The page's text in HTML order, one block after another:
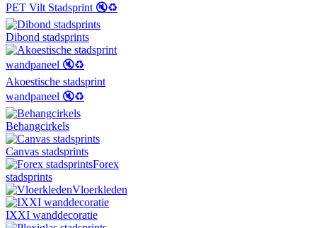
PET Vilt Stadsprint 🔇♻️
Dibond stadsprints
Akoestische stadsprint
wandpaneel 🔇♻️
Behangcirkels
Canvas stadsprints
Forex
stadsprints
Vloerkleden
IXXI wanddecoratie